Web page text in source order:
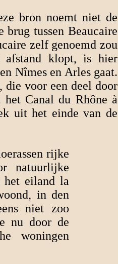
bron noemt niet de
brug tussen Beaucaire
zelf genoemd zou
afstand klopt, is hier
Nîmes en Arles gaat.
die voor een deel door
Canal du Rhône à
uit het einde van de
rijke
natuurlijke
het eiland la
in den
niet zoo
nu door de
woningen